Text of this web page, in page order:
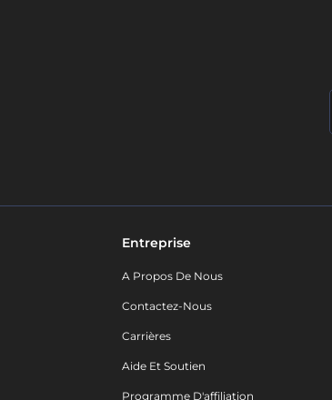
Entreprise
A Propos De Nous
Contactez-Nous
Carrières
Aide Et Soutien
Programme D'affiliation